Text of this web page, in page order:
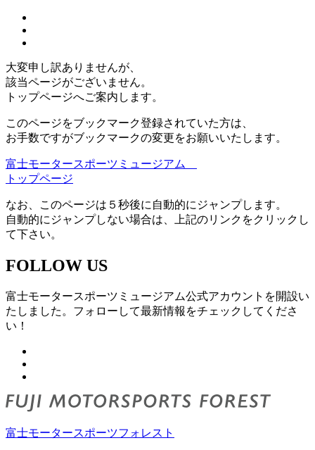
大変申し訳ありませんが、
該当ページがございません。
トップページへご案内します。
このページをブックマーク登録されていた方は、
お手数ですがブックマークの変更をお願いいたします。
富士モータースポーツミュージアム
トップページ
なお、このページは５秒後に自動的にジャンプします。
自動的にジャンプしない場合は、上記のリンクをクリックし
て下さい。
FOLLOW US
富士モータースポーツミュージアム公式アカウントを開設い
たしました。フォローして最新情報をチェックしてくださ
い！
富士モータースポーツフォレスト